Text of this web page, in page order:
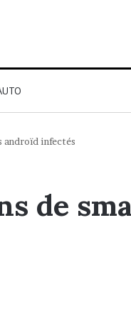
androïd infectés
de